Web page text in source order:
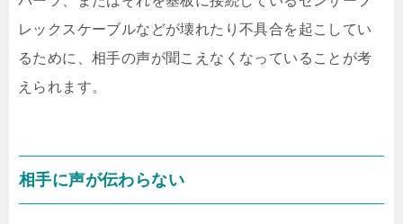
レックスケーブルなどが壊れたり不具合を起こしてい
るために、相手の声が聞こえなくなっていることが考
えられます。
相手に声が伝わらない